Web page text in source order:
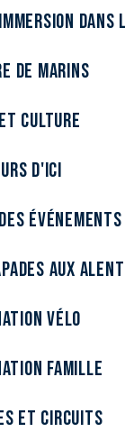
de marins
culture
d'ici
événements
aux
Vélo
Famille
et circuits